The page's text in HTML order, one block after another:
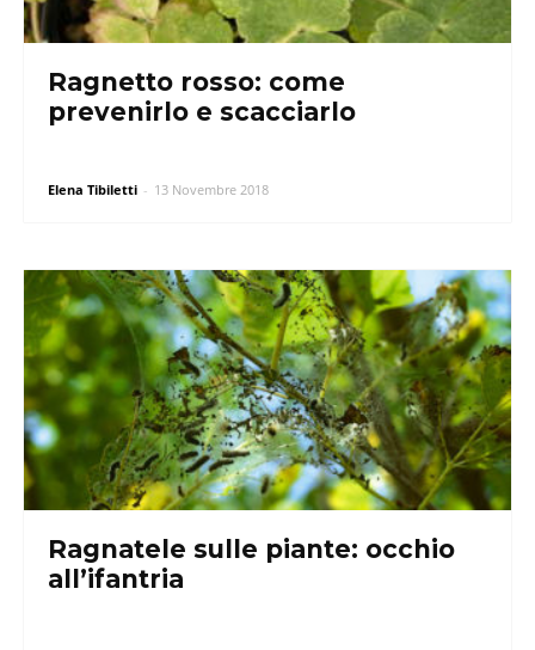
Ragnetto rosso: come
prevenirlo e scacciarlo
Elena Tibiletti - 13 Novembre 2018
Ragnatele sulle piante: occhio
all’ifantria